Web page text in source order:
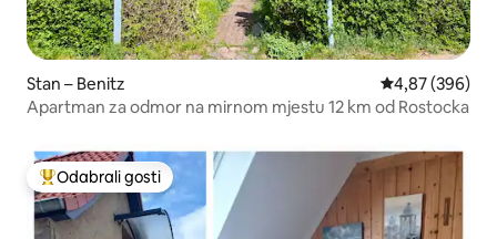
Stan – Benitz Prosječna
4,87 (396)
Apartman za odmor na mirnom mjestu 12 km od Rostocka
Među najviše rangiranima s oznakom „Odabrali gosti”
Odabrali gosti